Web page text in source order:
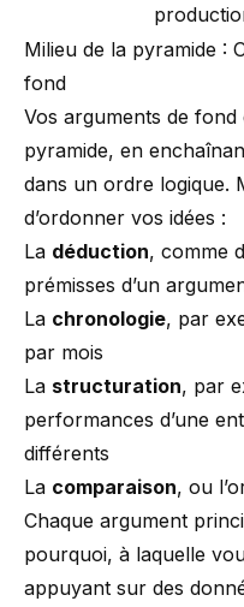
Milieu de la pyramide :
fond
Vos arguments de
pyramide, en
dans un ordre logique.
d’ordonner vos idées :
La déduction, comme
prémisses d’un
La chronologie, par
par mois
La structuration, par
performances d’une
différents
La comparaison, ou
Chaque argument
pourquoi, à laquelle
appuyant sur des